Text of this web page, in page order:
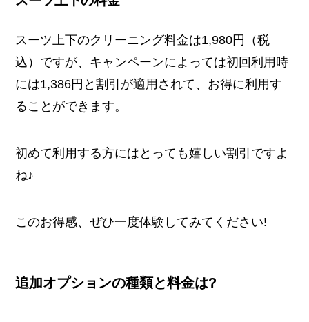
スーツ上下のクリーニング料金は1,980円（税
込）ですが、キャンペーンによっては初回利用時
には1,386円と割引が適用されて、お得に利用す
ることができます。
初めて利用する方にはとっても嬉しい割引ですよ
ね♪
このお得感、ぜひ一度体験してみてください!
追加オプションの種類と料金は?